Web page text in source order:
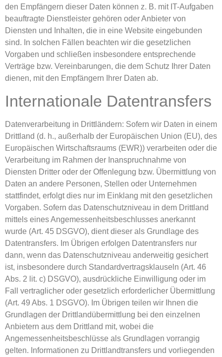
den Empfängern dieser Daten können z. B. mit IT-Aufgaben
beauftragte Dienstleister gehören oder Anbieter von
Diensten und Inhalten, die in eine Website eingebunden
sind. In solchen Fällen beachten wir die gesetzlichen
Vorgaben und schließen insbesondere entsprechende
Verträge bzw. Vereinbarungen, die dem Schutz Ihrer Daten
dienen, mit den Empfängern Ihrer Daten ab.
Internationale Datentransfers
Datenverarbeitung in Drittländern: Sofern wir Daten in einem
Drittland (d. h., außerhalb der Europäischen Union (EU), des
Europäischen Wirtschaftsraums (EWR)) verarbeiten oder die
Verarbeitung im Rahmen der Inanspruchnahme von
Diensten Dritter oder der Offenlegung bzw. Übermittlung von
Daten an andere Personen, Stellen oder Unternehmen
stattfindet, erfolgt dies nur im Einklang mit den gesetzlichen
Vorgaben. Sofern das Datenschutzniveau in dem Drittland
mittels eines Angemessenheitsbeschlusses anerkannt
wurde (Art. 45 DSGVO), dient dieser als Grundlage des
Datentransfers. Im Übrigen erfolgen Datentransfers nur
dann, wenn das Datenschutzniveau anderweitig gesichert
ist, insbesondere durch Standardvertragsklauseln (Art. 46
Abs. 2 lit. c) DSGVO), ausdrückliche Einwilligung oder im
Fall vertraglicher oder gesetzlich erforderlicher Übermittlung
(Art. 49 Abs. 1 DSGVO). Im Übrigen teilen wir Ihnen die
Grundlagen der Drittlandübermittlung bei den einzelnen
Anbietern aus dem Drittland mit, wobei die
Angemessenheitsbeschlüsse als Grundlagen vorrangig
gelten. Informationen zu Drittlandtransfers und vorliegenden